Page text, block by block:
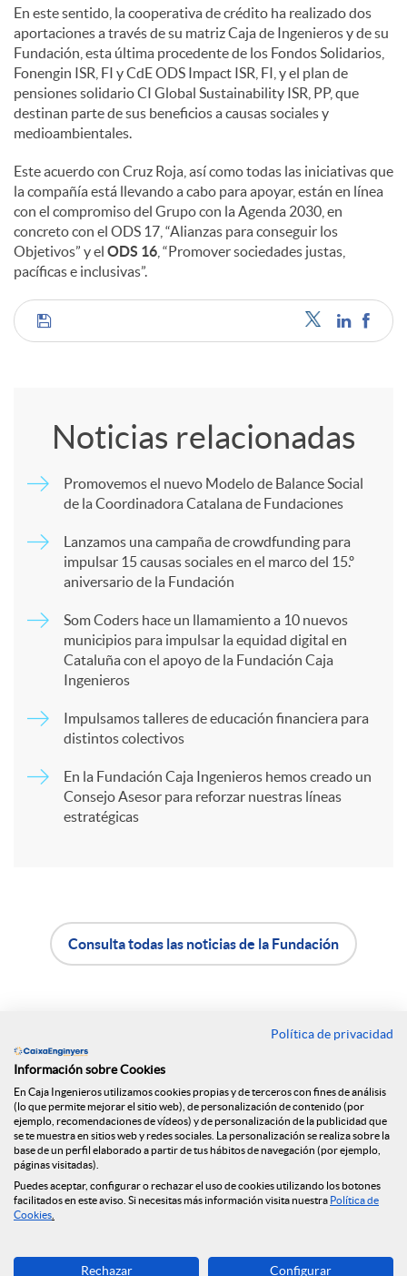
En este sentido, la cooperativa de crédito ha realizado dos
aportaciones a través de su matriz Caja de Ingenieros y de su
Fundación, esta última procedente de los Fondos Solidarios,
Fonengin ISR, FI y CdE ODS Impact ISR, FI, y el plan de
pensiones solidario CI Global Sustainability ISR, PP, que
destinan parte de sus beneficios a causas sociales y
medioambientales.
Este acuerdo con Cruz Roja, así como todas las iniciativas que
la compañía está llevando a cabo para apoyar, están en línea
con el compromiso del Grupo con la Agenda 2030, en
concreto con el ODS 17, “Alianzas para conseguir los
Objetivos” y el ODS 16 , “Promover sociedades justas,
pacíficas e inclusivas”.
C
e
d
e
s
Noticias relacionadas
Promovemos el nuevo Modelo de Balance Social
de la Coordinadora Catalana de Fundaciones
Lanzamos una campaña de crowdfunding para
impulsar 15 causas sociales en el marco del 15.º
aniversario de la Fundación
Som Coders hace un llamamiento a 10 nuevos
municipios para impulsar la equidad digital en
Cataluña con el apoyo de la Fundación Caja
Ingenieros
Impulsamos talleres de educación financiera para
distintos colectivos
En la Fundación Caja Ingenieros hemos creado un
Consejo Asesor para reforzar nuestras líneas
estratégicas
l
i
c
a
t
ó
n
n
Consulta todas las noticias de la Fundación
Encuéntranos en
Blog
Descarga ahora
Política de privacidad
Información sobre Cookies
En Caja Ingenieros utilizamos cookies propias y de terceros con fines de análisis
(lo que permite mejorar el sitio web), de personalización de contenido (por
ejemplo, recomendaciones de vídeos) y de personalización de la publicidad que
se te muestra en sitios web y redes sociales. La personalización se realiza sobre la
base de un perfil elaborado a partir de tus hábitos de navegación (por ejemplo,
páginas visitadas).
Puedes aceptar, configurar o rechazar el uso de cookies utilizando los botones
facilitados en este aviso. Si necesitas más información visita nuestra Política de
Cookies
Rechazar Configurar